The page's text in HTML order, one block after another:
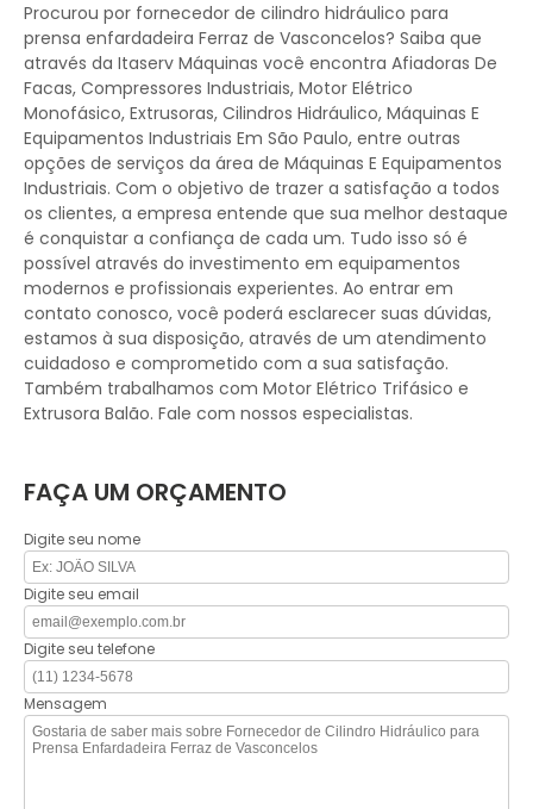
Procurou por fornecedor de cilindro hidráulico para
prensa enfardadeira Ferraz de Vasconcelos? Saiba que
através da Itaserv Máquinas você encontra Afiadoras De
Facas, Compressores Industriais, Motor Elétrico
Monofásico, Extrusoras, Cilindros Hidráulico, Máquinas E
Equipamentos Industriais Em São Paulo, entre outras
opções de serviços da área de Máquinas E Equipamentos
Industriais. Com o objetivo de trazer a satisfação a todos
os clientes, a empresa entende que sua melhor destaque
é conquistar a confiança de cada um. Tudo isso só é
possível através do investimento em equipamentos
modernos e profissionais experientes. Ao entrar em
contato conosco, você poderá esclarecer suas dúvidas,
estamos à sua disposição, através de um atendimento
cuidadoso e comprometido com a sua satisfação.
Também trabalhamos com Motor Elétrico Trifásico e
Extrusora Balão. Fale com nossos especialistas.
FAÇA UM ORÇAMENTO
Digite seu nome
Digite seu email
Digite seu telefone
Mensagem